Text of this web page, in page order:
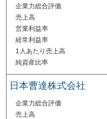
企業力総合評価
売上高
営業利益率
経常利益率
1人あたり売上高
純資産比率
日本曹達株式会社
企業力総合評価
売上高